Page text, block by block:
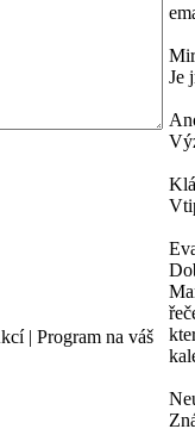
| Program na váš
Je